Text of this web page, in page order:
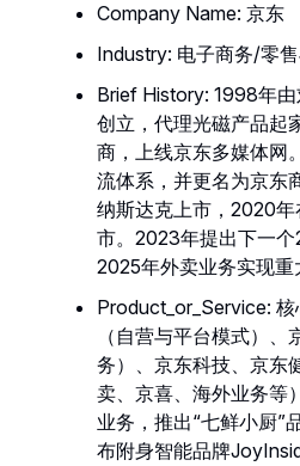
Company Name: 京东
Industry: 电子商务/零
Brief History: 1998年
创立，代理光磁产品起
商，上线京东多媒体网
流体系，并更名为京东
纳斯达克上市，2020
市。2023年提出下一个
2025年外卖业务实现重
Product_or_Service:
（自营与平台模式）
务）、京东科技、京东
卖、京喜、海外业务等
业务，推出“七鲜小厨”
布附身智能品牌